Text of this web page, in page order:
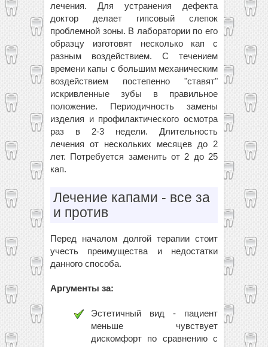
лечения. Для устранения дефекта
доктор делает гипсовый слепок
проблемной зоны. В лаборатории по его
образцу изготовят несколько кап с
разным воздействием. С течением
времени капы с большим механическим
воздействием постепенно "ставят"
искривленные зубы в правильное
положение. Периодичность замены
изделия и профилактического осмотра
раз в 2-3 недели. Длительность
лечения от нескольких месяцев до 2
лет. Потребуется заменить от 2 до 25
кап.
Лечение капами - все за
и против
Перед началом долгой терапии стоит
учесть преимущества и недостатки
данного способа.
Аргументы за:
Эстетичный вид - пациент
меньше чувствует
дискомфорт по сравнению с